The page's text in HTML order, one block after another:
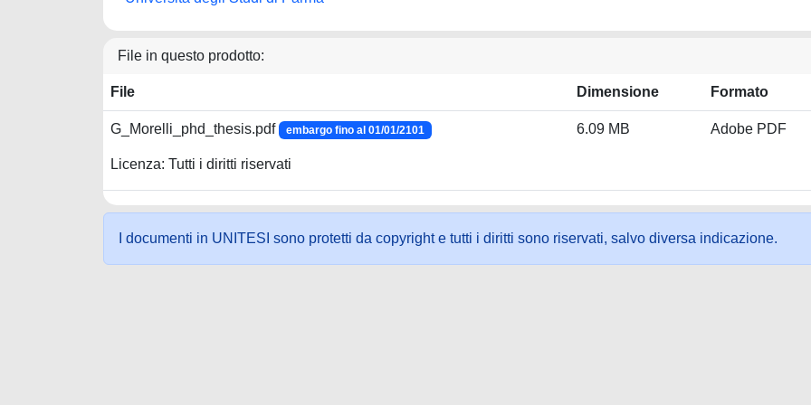
File in questo prodotto:
File Dimensione Formato
G_Morelli_phd_thesis.pdf embargo fino al 01/01/2101
Licenza: Tutti i diritti riservati
6.09 MB Adobe PDF
I documenti in UNITESI sono protetti da copyright e tutti i diritti sono riservati, salvo diversa indicazione.